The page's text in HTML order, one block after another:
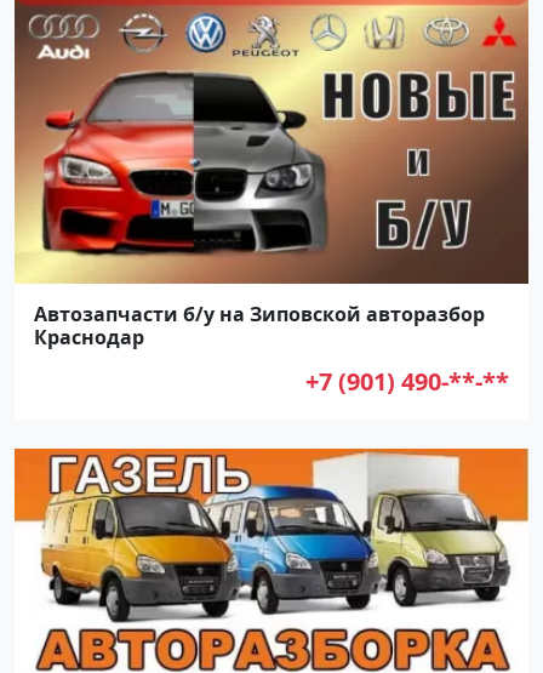
Автозапчасти б/у на Зиповской авторазбор
Краснодар
+7 (901) 490-**-**